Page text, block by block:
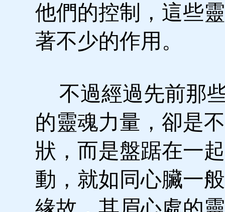
他們的控制，這些
著不少的作用。
不過經過先前那
的靈魂力量，卻是
狀，而是盤踞在一
動，就如同心臟一